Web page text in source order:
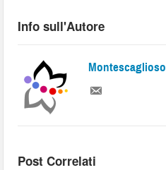
Info sull'Autore
Montescaglioso
Post Correlati